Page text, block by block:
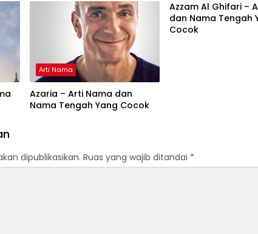
Arti Nama
Azaria – Arti Nama dan
Nama Tengah Yang Cocok
Azzam Al Ghifari –
dan Nama Tengah
Cocok
dipublikasikan. Ruas yang wajib ditandai *